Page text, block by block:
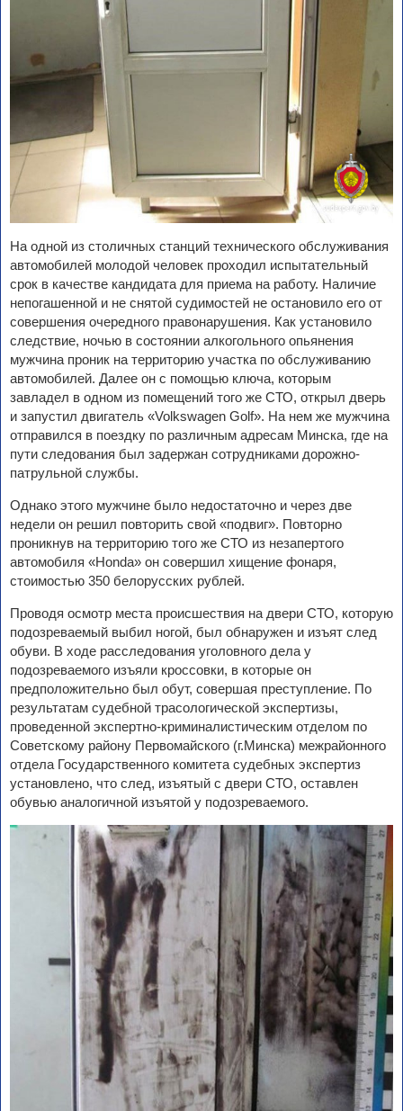
На одной из столичных станций технического обслуживания
автомобилей молодой человек проходил испытательный
срок в качестве кандидата для приема на работу. Наличие
непогашенной и не снятой судимостей не остановило его от
совершения очередного правонарушения. Как установило
следствие, ночью в состоянии алкогольного опьянения
мужчина проник на территорию участка по обслуживанию
автомобилей. Далее он с помощью ключа, которым
завладел в одном из помещений того же СТО, открыл дверь
и запустил двигатель «Volkswagen Golf». На нем же мужчина
отправился в поездку по различным адресам Минска, где на
пути следования был задержан сотрудниками дорожно-
патрульной службы.
Однако этого мужчине было недостаточно и через две
недели он решил повторить свой «подвиг». Повторно
проникнув на территорию того же СТО из незапертого
автомобиля «Honda» он совершил хищение фонаря,
стоимостью 350 белорусских рублей.
Проводя осмотр места происшествия на двери СТО, которую
подозреваемый выбил ногой, был обнаружен и изъят след
обуви. В ходе расследования уголовного дела у
подозреваемого изъяли кроссовки, в которые он
предположительно был обут, совершая преступление. По
результатам судебной трасологической экспертизы,
проведенной экспертно-криминалистическим отделом по
Советскому району Первомайского (г.Минска) межрайонного
отдела Государственного комитета судебных экспертиз
установлено, что след, изъятый с двери СТО, оставлен
обувью аналогичной изъятой у подозреваемого.